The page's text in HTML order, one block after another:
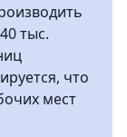
тыс.
что
мест